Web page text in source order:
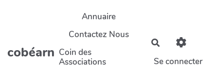
Aller au contenu principal
cobéarn
Annuaire
Contactez Nous
Coin des
Associations
Rechercher
Se connecter